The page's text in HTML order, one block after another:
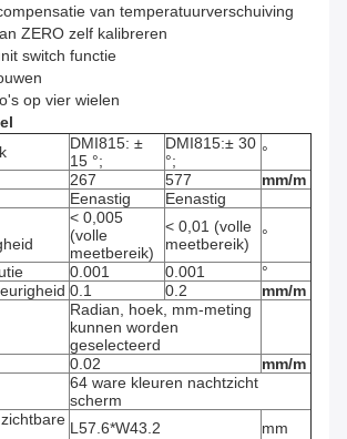
van temperatuurverschuiving
ZERO zelf kalibreren
switch functie
op vier wielen
DMI815: ±
15 °;
DMI815:± 30
°;
°
267 577
mm/m
Eenastig
Eenastig
< 0,005
(volle
meetbereik)
< 0,01 (volle
meetbereik)
°
0.001 0.001
°
0.1 0.2
mm/m
Radian, hoek, mm-meting
kunnen worden
geselecteerd
0.02
mm/m
64 ware kleuren nachtzicht
scherm
L57.6*W43.2
mm